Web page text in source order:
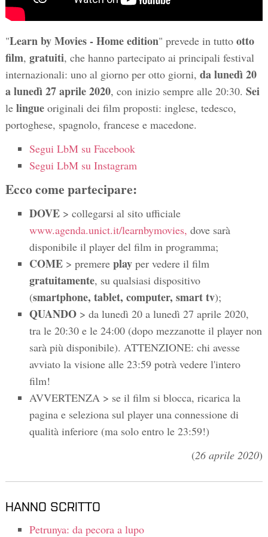
"Learn by Movies - Home edition" prevede in tutto otto
film, gratuiti, che hanno partecipato ai principali festival
internazionali: uno al giorno per otto giorni, da lunedì 20
a lunedì 27 aprile 2020, con inizio sempre alle 20:30. Sei
lelingueoriginali dei film proposti: inglese, tedesco,
portoghese, spagnolo, francese e macedone.
Segui LbM su Facebook
Segui LbM su Instagram
Ecco come partecipare:
DOVE> collegarsi al sito ufficiale
www.agenda.unict.it/learnbymovies, dove sarà
disponibile il player del film in programma;
COME> premere playper vedere il film
gratuitamente, su qualsiasi dispositivo
(smartphone, tablet, computer, smart tv);
QUANDO> da lunedì 20 a lunedì 27 aprile 2020,
tra le 20:30 e le 24:00 (dopo mezzanotte il player non
sarà più disponibile). ATTENZIONE: chi avesse
avviato la visione alle 23:59 potrà vedere l'intero
film!
AVVERTENZA > se il film si blocca, ricarica la
pagina e seleziona sul player una connessione di
qualità inferiore (ma solo entro le 23:59!)
(26 aprile 2020)
HANNO SCRITTO
Petrunya: da pecora a lupo